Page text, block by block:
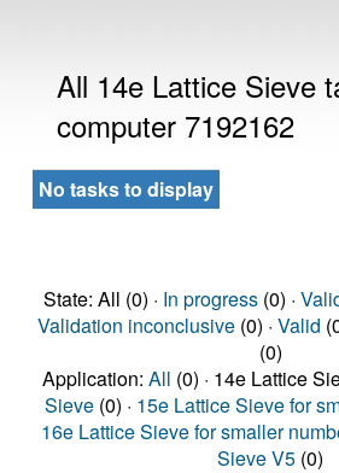
All 14e Lattice Sieve
computer 7192162
No tasks to display
State: All (0) · In progress(0) ·
Validation inconclusive(0) · Valid
(0)
Application: All (0) · 14e Lattice
Sieve (0) · 15e Lattice Sieve for
16e Lattice Sieve for smaller
Sieve V5 (0)